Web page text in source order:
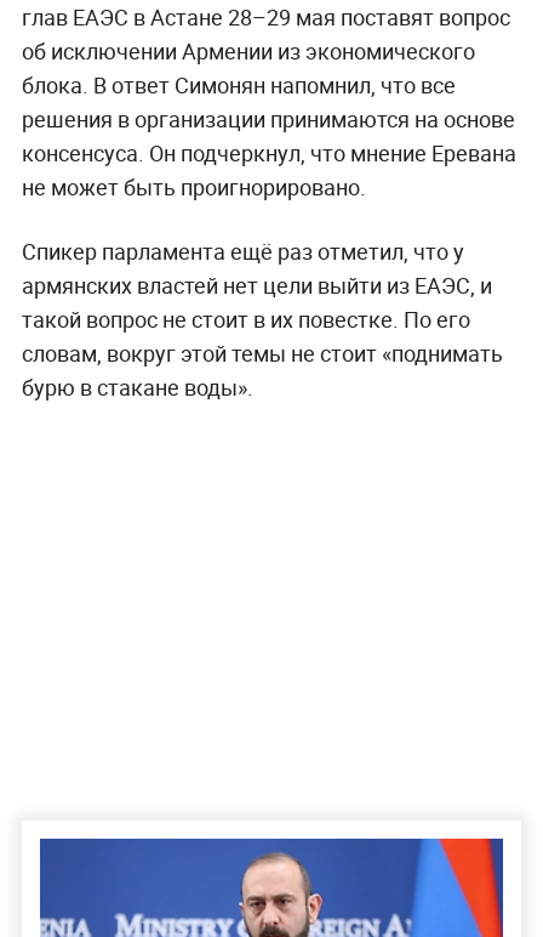
глав ЕАЭС в Астане 28–29 мая поставят вопрос
об исключении Армении из экономического
блока. В ответ Симонян напомнил, что все
решения в организации принимаются на основе
консенсуса. Он подчеркнул, что мнение Еревана
не может быть проигнорировано.
Спикер парламента ещё раз отметил, что у
армянских властей нет цели выйти из ЕАЭС, и
такой вопрос не стоит в их повестке. По его
словам, вокруг этой темы не стоит «поднимать
бурю в стакане воды».